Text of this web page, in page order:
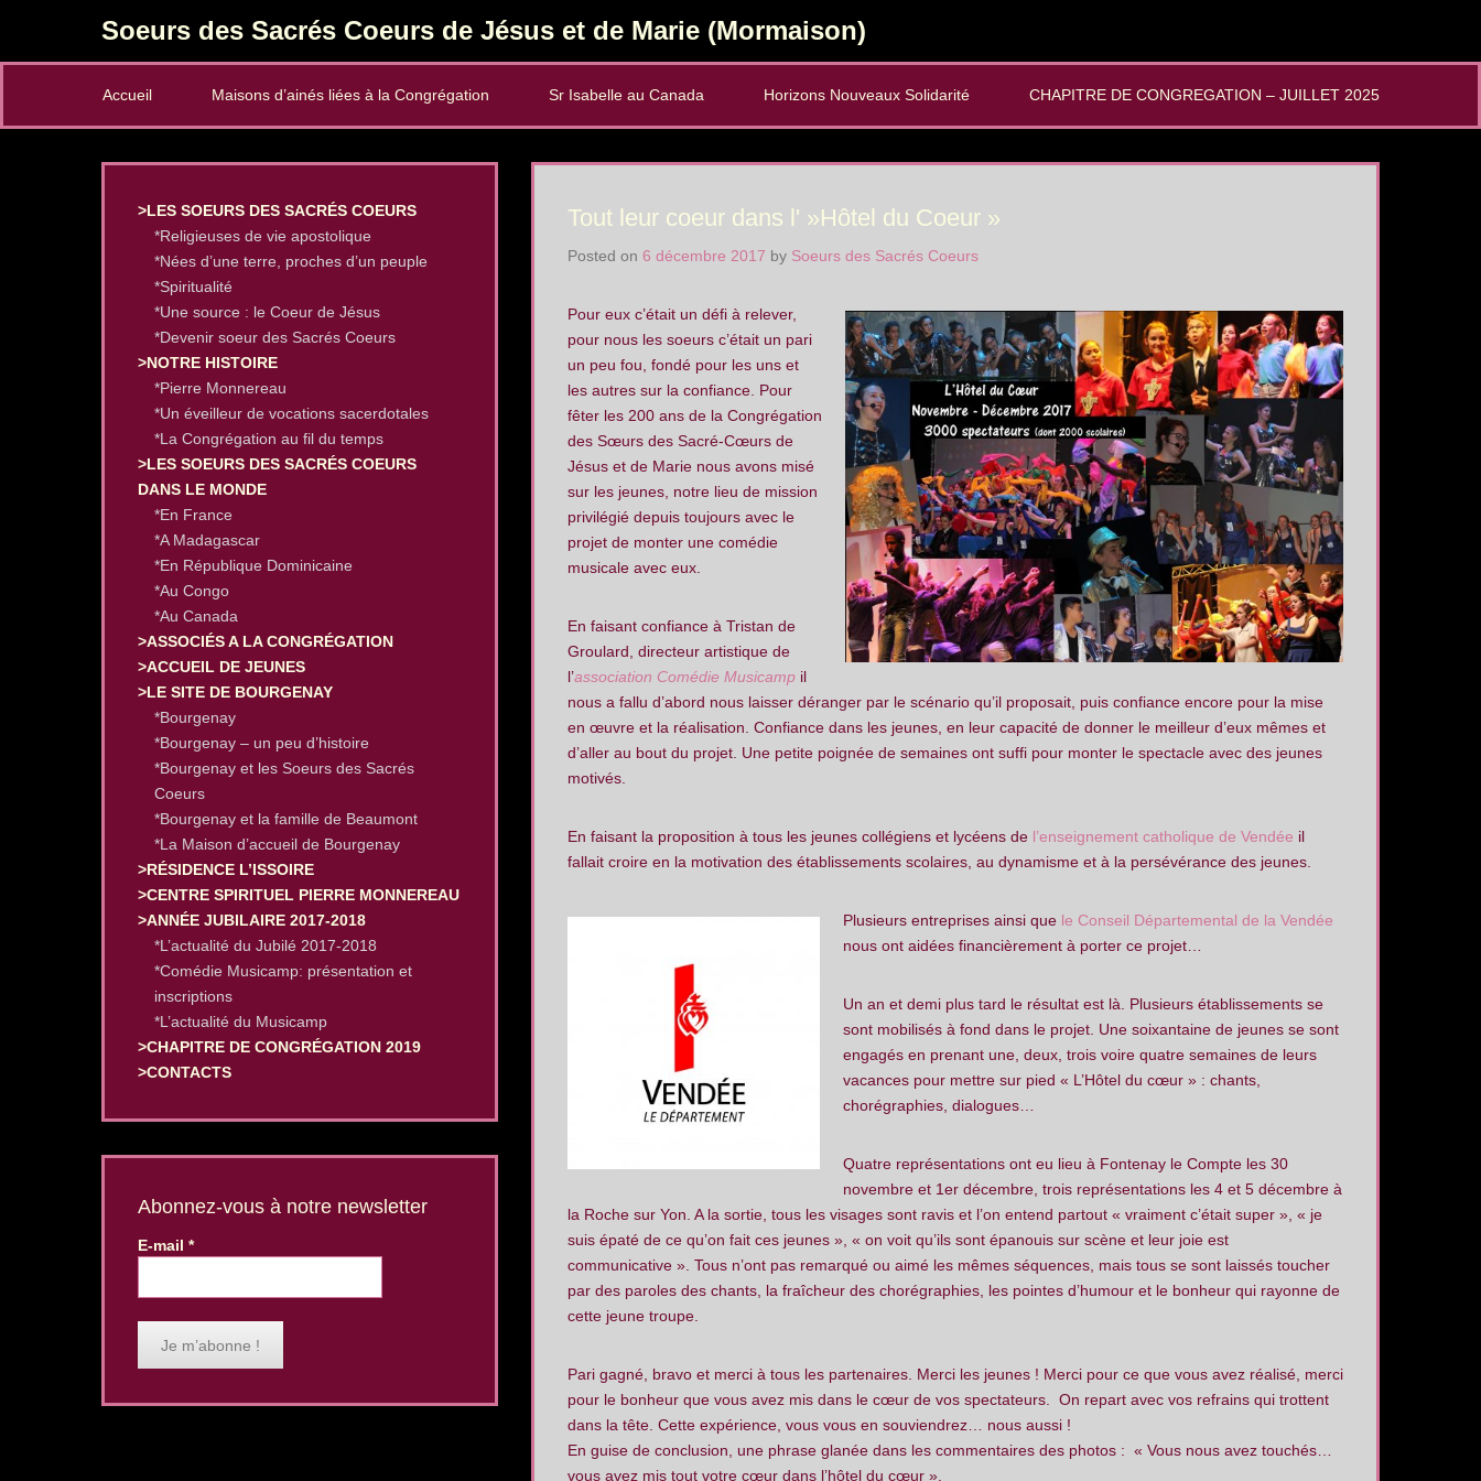
Soeurs des Sacrés Coeurs de Jésus et de Marie (Mormaison)
Accueil
Maisons d’ainés liées à la Congrégation Sr Isabelle au Canada Horizons Nouveaux Solidarité CHAPITRE DE CONGREGATION – JUILLET 2025
Tout leur coeur dans l' »Hôtel du Coeur »
Posted on 6 décembre 2017 by Soeurs des Sacrés Coeurs
Pour eux c’était un défi à relever,
pour nous les soeurs c’était un pari
un peu fou, fondé pour les uns et
les autres sur la confiance. Pour
fêter les 200 ans de la Congrégation
des Sœurs des Sacré-Cœurs de
Jésus et de Marie nous avons misé
sur les jeunes, notre lieu de mission
privilégié depuis toujours avec le
projet de monter une comédie
musicale avec eux.
En faisant confiance à Tristan de
Groulard, directeur artistique de
l’association Comédie Musicamp il
nous a fallu d’abord nous laisser déranger par le scénario qu’il proposait, puis confiance encore pour la mise
en œuvre et la réalisation. Confiance dans les jeunes, en leur capacité de donner le meilleur d’eux mêmes et
d’aller au bout du projet. Une petite poignée de semaines ont suffi pour monter le spectacle avec des jeunes
motivés.
En faisant la proposition à tous les jeunes collégiens et lycéens de l’enseignement catholique de Vendée il
fallait croire en la motivation des établissements scolaires, au dynamisme et à la persévérance des jeunes.
Plusieurs entreprises ainsi que le Conseil Départemental de la Vendée
nous ont aidées financièrement à porter ce projet…
Un an et demi plus tard le résultat est là. Plusieurs établissements se
sont mobilisés à fond dans le projet. Une soixantaine de jeunes se sont
engagés en prenant une, deux, trois voire quatre semaines de leurs
vacances pour mettre sur pied « L’Hôtel du cœur » : chants,
chorégraphies, dialogues…
Quatre représentations ont eu lieu à Fontenay le Compte les 30
novembre et 1er décembre, trois représentations les 4 et 5 décembre à
la Roche sur Yon. A la sortie, tous les visages sont ravis et l’on entend partout « vraiment c’était super », « je
suis épaté de ce qu’on fait ces jeunes », « on voit qu’ils sont épanouis sur scène et leur joie est
communicative ». Tous n’ont pas remarqué ou aimé les mêmes séquences, mais tous se sont laissés toucher
par des paroles des chants, la fraîcheur des chorégraphies, les pointes d’humour et le bonheur qui rayonne de
cette jeune troupe.
Pari gagné, bravo et merci à tous les partenaires. Merci les jeunes ! Merci pour ce que vous avez réalisé, merci
pour le bonheur que vous avez mis dans le cœur de vos spectateurs. On repart avec vos refrains qui trottent
dans la tête. Cette expérience, vous vous en souviendrez… nous aussi !
En guise de conclusion, une phrase glanée dans les commentaires des photos : « Vous nous avez touchés…
vous avez mis tout votre cœur dans l’hôtel du cœur ».
>LES SOEURS DES SACRÉS COEURS
*Religieuses de vie apostolique
*Nées d’une terre, proches d’un peuple
*Spiritualité
*Une source : le Coeur de Jésus
*Devenir soeur des Sacrés Coeurs
>NOTRE HISTOIRE
*Pierre Monnereau
*Un éveilleur de vocations sacerdotales
*La Congrégation au fil du temps
>LES SOEURS DES SACRÉS COEURS
DANS LE MONDE
*En France
*A Madagascar
*En République Dominicaine
*Au Congo
*Au Canada
>ASSOCIÉS A LA CONGRÉGATION
>ACCUEIL DE JEUNES
>LE SITE DE BOURGENAY
*Bourgenay
*Bourgenay – un peu d’histoire
*Bourgenay et les Soeurs des Sacrés
Coeurs
*Bourgenay et la famille de Beaumont
*La Maison d’accueil de Bourgenay
>RÉSIDENCE L’ISSOIRE
>CENTRE SPIRITUEL PIERRE MONNEREAU
>ANNÉE JUBILAIRE 2017-2018
*L’actualité du Jubilé 2017-2018
*Comédie Musicamp: présentation et
inscriptions
*L’actualité du Musicamp
>CHAPITRE DE CONGRÉGATION 2019
>CONTACTS
Abonnez-vous à notre newsletter
E-mail *